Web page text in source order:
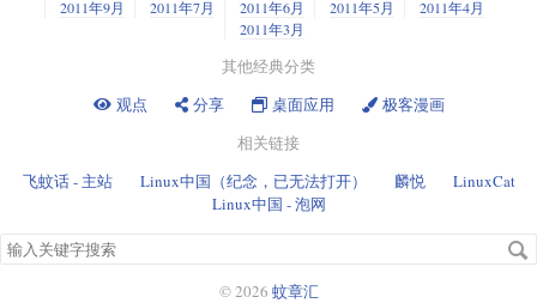
2011年9月
2011年7月 2011年6月 2011年5月
2011年4月
2011年3月
其他经典分类
观点
分享 桌面应用
极客漫画
相关链接
飞蚊话 - 主站
Linux中国（纪念，已无法打开） 麟悦
LinuxCat
Linux中国 - 泡网
搜
© 2026 蚊章汇